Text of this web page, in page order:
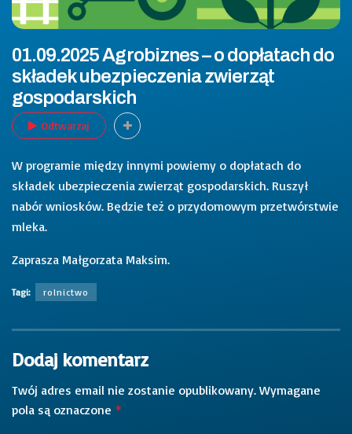
01.09.2025 Agrobiznes – o dopłatach do
składek ubezpieczenia zwierząt
gospodarskich
Odtwarzaj
W programie między innymi powiemy o dopłatach do
składek ubezpieczenia zwierząt gospodarskich. Ruszył
nabór wniosków. Będzie też o przydomowym przetwórstwie
mleka.
Zaprasza Małgorzata Maksim.
Tagi: rolnictwo
Dodaj komentarz
Twój adres email nie zostanie opublikowany. Wymagane
pola są oznaczone *